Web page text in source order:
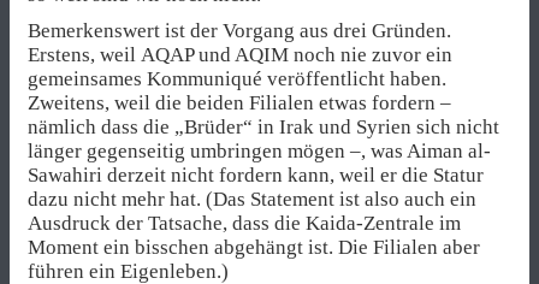
Bemerkenswert ist der Vorgang aus drei Gründen.
Erstens, weil AQAP und AQIM noch nie zuvor ein
gemeinsames Kommuniqué veröffentlicht haben.
Zweitens, weil die beiden Filialen etwas fordern –
nämlich dass die „Brüder“ in Irak und Syrien sich nicht
länger gegenseitig umbringen mögen –, was Aiman al-
Sawahiri derzeit nicht fordern kann, weil er die Statur
dazu nicht mehr hat. (Das Statement ist also auch ein
Ausdruck der Tatsache, dass die Kaida-Zentrale im
Moment ein bisschen abgehängt ist. Die Filialen aber
führen ein Eigenleben.)